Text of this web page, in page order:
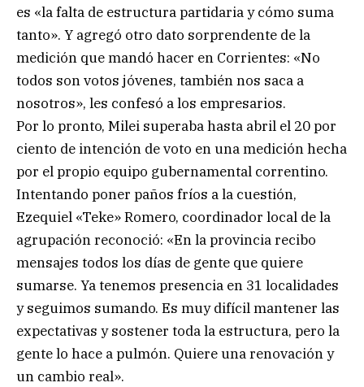
es «la falta de estructura partidaria y cómo suma
tanto». Y agregó otro dato sorprendente de la
medición que mandó hacer en Corrientes: «No
todos son votos jóvenes, también nos saca a
nosotros», les confesó a los empresarios.
Por lo pronto, Milei superaba hasta abril el 20 por
ciento de intención de voto en una medición hecha
por el propio equipo gubernamental correntino.
Intentando poner paños fríos a la cuestión,
Ezequiel «Teke» Romero, coordinador local de la
agrupación reconoció: «En la provincia recibo
mensajes todos los días de gente que quiere
sumarse. Ya tenemos presencia en 31 localidades
y seguimos sumando. Es muy difícil mantener las
expectativas y sostener toda la estructura, pero la
gente lo hace a pulmón. Quiere una renovación y
un cambio real».